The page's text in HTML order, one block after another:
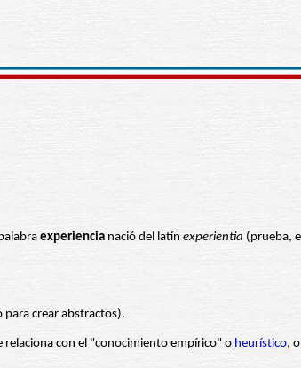
experiencia nació del latín experientia (prueba,
crear abstractos).
relaciona con el "conocimiento empírico" o heurístico,